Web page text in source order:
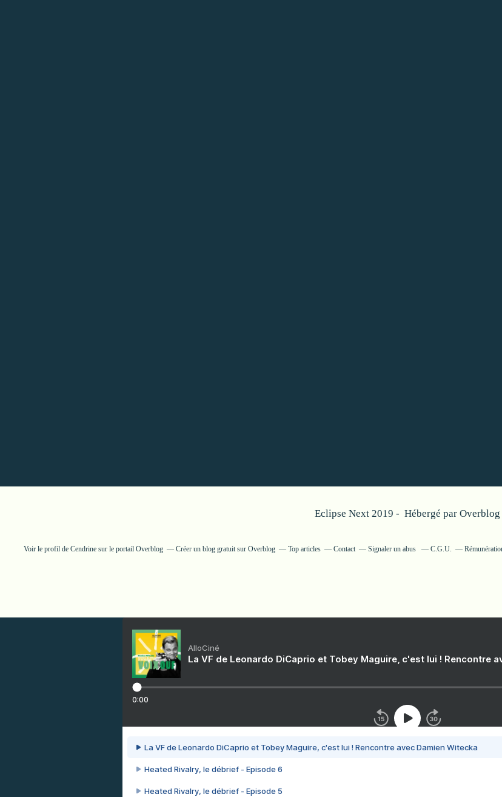
Eclipse Next 2019 - Hébergé par Overblog
Voir le profil de Cendrine sur le portail Overblog Créer un blog gratuit sur Overblog Top articles Contact Signaler un abus C.G.U.
AlloCiné
La VF de Leonardo DiCaprio et Tobey Maguire, c'est lui ! Rencontre
0:00
La VF de Leonardo DiCaprio et Tobey Maguire, c'est lui ! Rencontre avec Damien Witecka
Heated Rivalry, le débrief - Episode 6
Heated Rivalry, le débrief - Episode 5